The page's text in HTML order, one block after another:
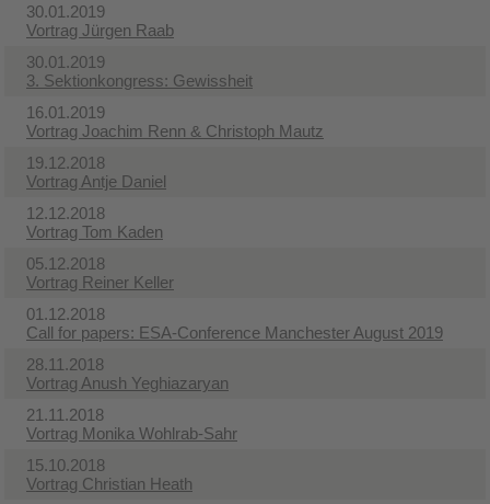
30.01.2019
Vortrag Jürgen Raab
30.01.2019
3. Sektionkongress: Gewissheit
16.01.2019
Vortrag Joachim Renn & Christoph Mautz
19.12.2018
Vortrag Antje Daniel
12.12.2018
Vortrag Tom Kaden
05.12.2018
Vortrag Reiner Keller
01.12.2018
Call for papers: ESA-Conference Manchester August 2019
28.11.2018
Vortrag Anush Yeghiazaryan
21.11.2018
Vortrag Monika Wohlrab-Sahr
15.10.2018
Vortrag Christian Heath